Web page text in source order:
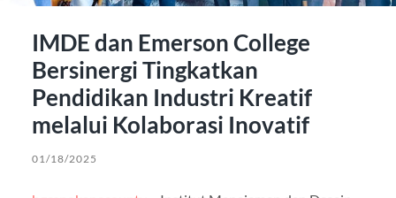
IMDE dan Emerson College
Bersinergi Tingkatkan
Pendidikan Industri Kreatif
melalui Kolaborasi Inovatif
01/18/2025